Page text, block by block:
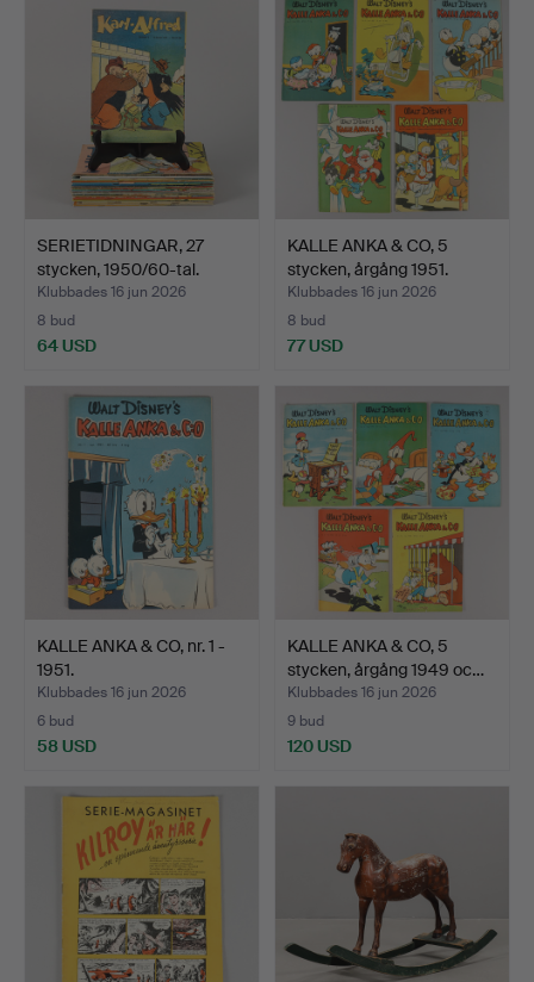
SERIETIDNINGAR, 27
stycken, 1950/60-tal.
Klubbades 16 jun 2026
8 bud
64 USD
KALLE ANKA & CO, 5
stycken, årgång 1951.
Klubbades 16 jun 2026
8 bud
77 USD
KALLE ANKA & CO, nr. 1 -
1951.
Klubbades 16 jun 2026
6 bud
58 USD
KALLE ANKA & CO, 5
stycken, årgång 1949 oc…
Klubbades 16 jun 2026
9 bud
120 USD